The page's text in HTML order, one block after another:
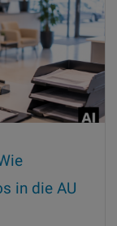
in die AU